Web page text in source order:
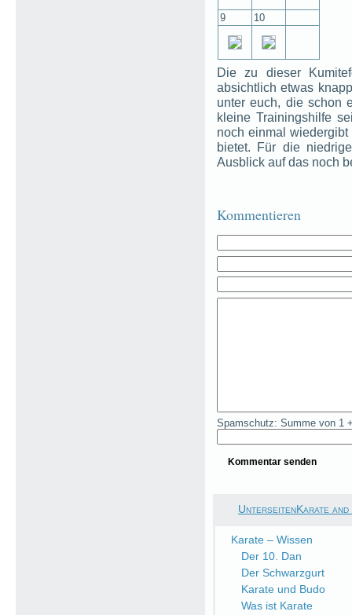
9 10
Die zu dieser
absichtlich etwas
unter euch, die schon
kleine Trainingshilfe
noch einmal
bietet. Für die
Ausblick auf das noch
Kommentieren
Spamschutz: Summe von 1
UnterseitenKarate and
Karate – Wissen
Der 10. Dan
Der Schwarzgurt
Karate und Budo
Was ist Karate